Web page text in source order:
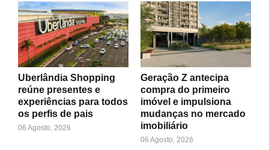
Uberlândia Shopping
reúne presentes e
experiências para todos
os perfis de pais
06 Agosto, 2026
Geração Z antecipa
compra do primeiro
imóvel e impulsiona
mudanças no mercado
imobiliário
06 Agosto, 2026